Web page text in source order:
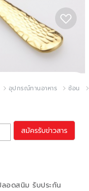
อุปกรณ์ทานอาหาร
ช้อน
ลอดสนิม รับประกัน
สมัครรับข่าวสาร